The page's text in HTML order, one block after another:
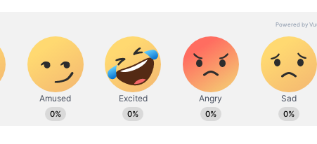
বছরই বিএ পাশ করেছিল ছাত্রী। মালব্য নগরের এরটি কোচিং
শুরু করে ছিলেন। পুলিশ জানিয়েছেন খুনেপ কথা স্বীকার
শরীরের কাছে একটি রড পড়েছিল। নির্যাতিতার শরীরে